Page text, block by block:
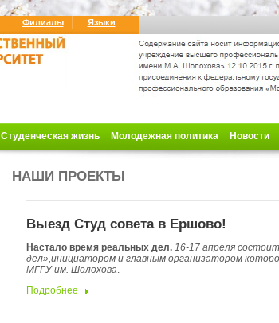
Филиалы Языки
Студенческая жизнь Молодежная политика Новости
НАШИ ПРОЕКТЫ
Выезд Студ совета в Ершово!
Настало время реальных дел.16-17 апреля
дел»,инициатором и главным организатором
МГГУ им. Шолохова.
Подробнее